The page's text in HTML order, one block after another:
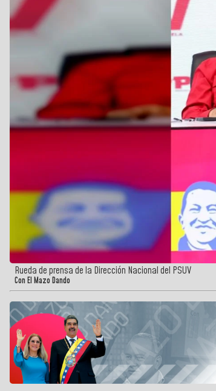
Rueda de prensa de la Dirección Nacional del PSUV
Con El Mazo Dando